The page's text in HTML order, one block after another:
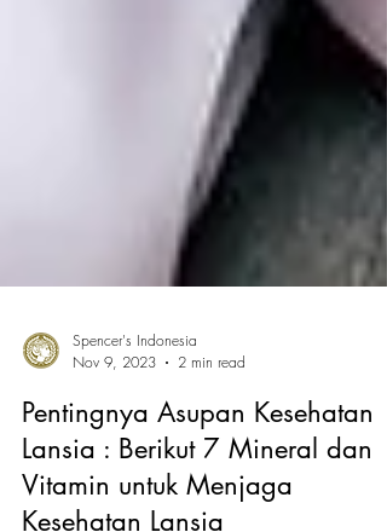
Nov 9, 2023
2 min read
Pentingnya Asupan Kesehatan
Lansia : Berikut 7 Mineral dan